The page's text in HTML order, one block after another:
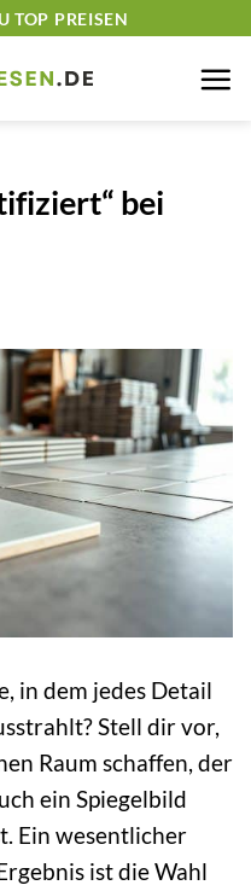
TOP PREISEN
bei
in dem jedes Detail
Stell dir vor,
Raum schaffen, der
ein Spiegelbild
Ein wesentlicher
ist die Wahl